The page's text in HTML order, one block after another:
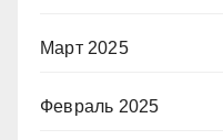
Март 2025
Февраль 2025